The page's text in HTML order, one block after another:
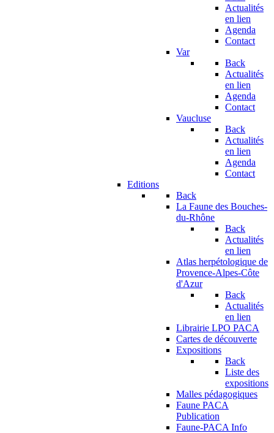
Actualités
en lien
Agenda
Contact
Var
Back
Actualités
en lien
Agenda
Contact
Vaucluse
Back
Actualités
en lien
Agenda
Contact
Editions
Back
La Faune des Bouches-
du-Rhône
Back
Actualités
en lien
Atlas herpétologique de
Provence-Alpes-Côte
d'Azur
Back
Actualités
en lien
Librairie LPO PACA
Cartes de découverte
Expositions
Back
Liste des
expositions
Malles pédagogiques
Faune PACA
Publication
Faune-PACA Info